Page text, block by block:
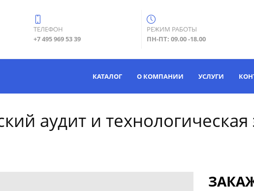
ТЕЛЕФОН
+7 495 969 53 39
РЕЖИМ РАБОТЫ
ПН-ПТ: 09.00 -18.00
КАТАЛОГ О КОМПАНИИ УСЛУГИ
аудит и технологическая